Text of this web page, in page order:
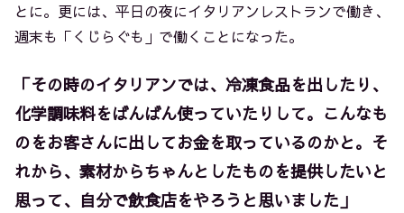
とに。更には、平日の夜にイタリアンレストランで働き、
週末も「くじらぐも」で働くことになった。
「その時のイタリアンでは、冷凍食品を出したり、
化学調味料をばんばん使っていたりして。こんなも
のをお客さんに出してお金を取っているのかと。そ
れから、素材からちゃんとしたものを提供したいと
思って、自分で飲食店をやろうと思いました」